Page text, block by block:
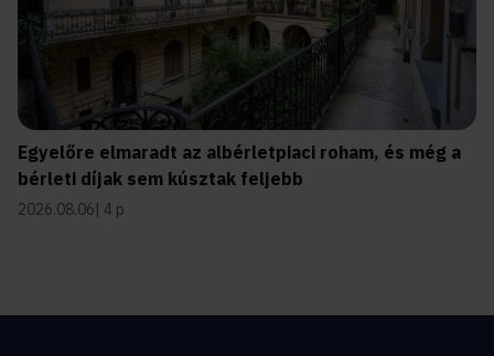
Egyelőre elmaradt az albérletpiaci roham, és még a
bérleti díjak sem kúsztak feljebb
2026.08.06 4 p